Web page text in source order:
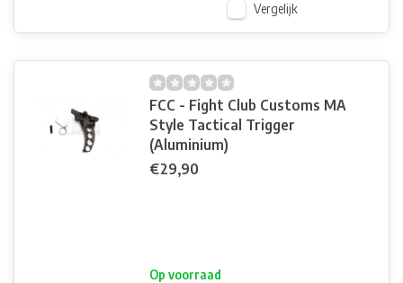
Vergelijk
FCC - Fight Club Customs MA
Style Tactical Trigger
(Aluminium)
€29,90
Op voorraad